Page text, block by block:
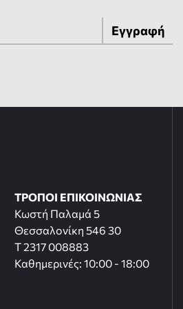
Εγγραφή
ΤΡΟΠΟΙ ΕΠΙΚΟΙΝΩΝΙΑΣ
Κωστή Παλαμά 5
Θεσσαλονίκη 546 30
T 2317 008883
Καθημερινές: 10:00 - 18:00